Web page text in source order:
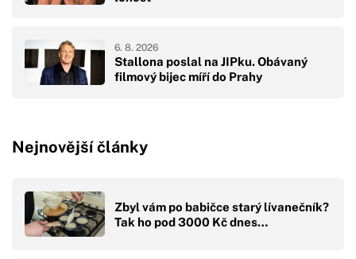
Stallona poslal na JIPku. Obávaný
filmový bijec míří do Prahy
6. 8. 2026
Nejnovější články
Zbyl vám po babičce starý lívanečník?
Tak ho pod 3000 Kč dnes…